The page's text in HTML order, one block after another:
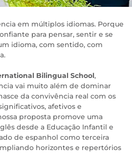
em múltiplos idiomas. Porque
para pensar, sentir e se
idioma, com sentido, com
Bilingual School,
vai muito além de dominar
da convivência real com os
afetivos e
proposta promove uma
desde a Educação Infantil e
de espanhol como terceira
horizontes e repertórios